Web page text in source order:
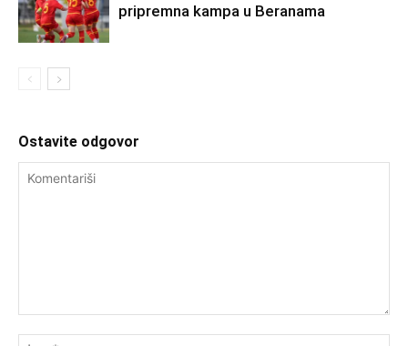
pripremna kampa u Beranama
Ostavite odgovor